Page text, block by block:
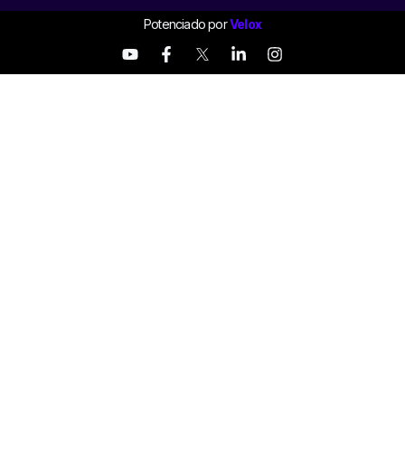
Potenciado porVelox